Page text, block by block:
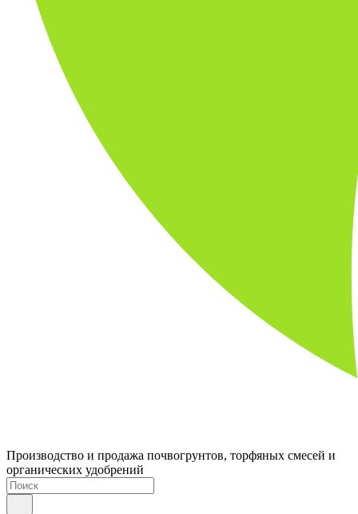
Производство и продажа почвогрунтов, торфяных смесей и
органических удобрений